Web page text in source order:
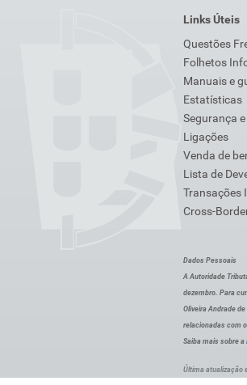
Links Úteis
Questões
Folhetos
Manuais e
Estatísticas
Segurança
Ligações
Venda de
Lista de
Transações
Cross-
Dados Pessoais
A Autoridade
dezembro. Para
Oliveira Andrade
relacionadas com
Saiba mais sobre a
Última atualização